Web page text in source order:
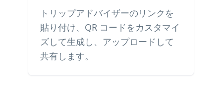
トリップアドバイザーのリンクを
貼り付け、QR コードをカスタマイ
ズして生成し、アップロードして
共有します。